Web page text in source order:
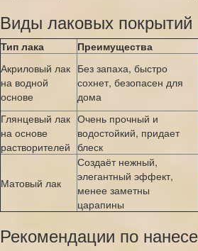
Виды лаковых покрытий
Тип лака Преимущества
Акриловый лак
на водной
основе
Без запаха, быстро
сохнет, безопасен для
дома
Глянцевый лак
на основе
растворителей
Очень прочный и
водостойкий, придает
блеск
Матовый лак
Создаёт нежный,
элегантный эффект,
менее заметны
царапины
Рекомендации по